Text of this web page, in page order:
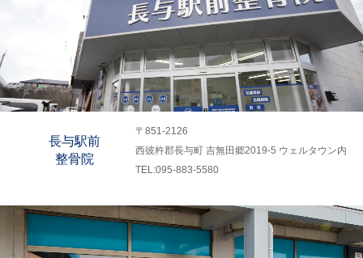
長与駅前
整骨院
〒851-2126
西彼杵郡長与町 吉無田郷2019-5 ウェルタウン内
TEL:095-883-5580